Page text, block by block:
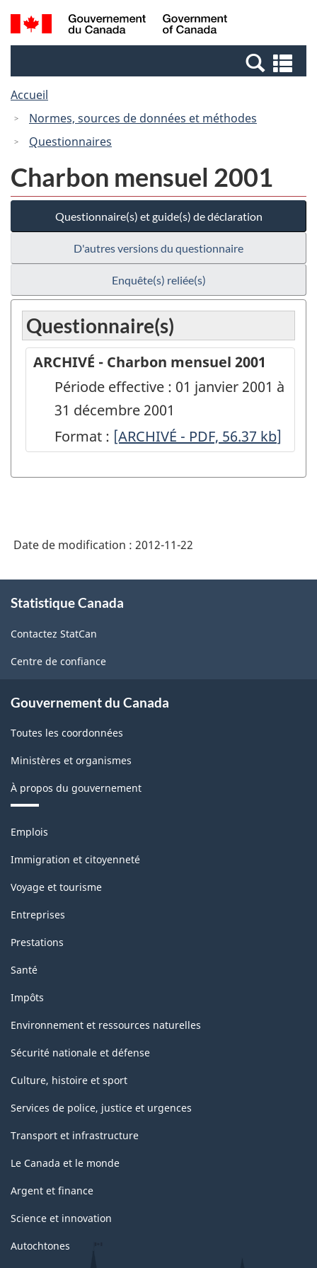
Passer
au
Passer
à
Canada
Recherche
et
et
Accueil
Normes, sources de données et méthodes
Questionnaires
Charbon mensuel 2001
Questionnaire(s) et guide(s) de déclaration
D'autres versions du questionnaire
Enquête(s) reliée(s)
Questionnaire(s)
ARCHIVÉ - Charbon mensuel 2001
Période effective : 01 janvier 2001 à
31 décembre 2001
Format : ARCHIVÉ
Charbon
-
ARCHIVÉ
-
[ARCHIVÉ - PDF, 56.37 kb]
Date de modification : 2012-11-22
propos
ce
site
Statistique Canada
Contactez StatCan
Centre de confiance
Gouvernement du Canada
Toutes les coordonnées
Ministères et organismes
À propos du gouvernement
Thèmes
sujets
Emplois
Immigration et citoyenneté
Voyage et tourisme
Entreprises
Prestations
Santé
Impôts
Environnement et ressources naturelles
Sécurité nationale et défense
Culture, histoire et sport
Services de police, justice et urgences
Transport et infrastructure
Le Canada et le monde
Argent et finance
Science et innovation
Autochtones